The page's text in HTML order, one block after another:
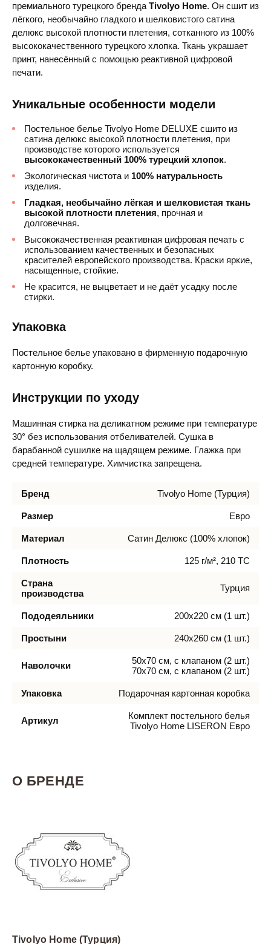
премиального турецкого бренда Tivolyo Home. Он сшит из
лёгкого, необычайно гладкого и шелковистого сатина
делюкс высокой плотности плетения, сотканного из 100%
высококачественного турецкого хлопка. Ткань украшает
принт, нанесённый с помощью реактивной цифровой
печати.
Уникальные особенности модели
Постельное белье Tivolyo Home DELUXE сшито из
сатина делюкс высокой плотности плетения, при
производстве которого используется
высококачественный 100% турецкий хлопок.
Экологическая чистота и 100% натуральность
изделия.
Гладкая, необычайно лёгкая и шелковистая ткань
высокой плотности плетения, прочная и
долговечная.
Высококачественная реактивная цифровая печать с
использованием качественных и безопасных
красителей европейского производства. Краски яркие,
насыщенные, стойкие.
Не красится, не выцветает и не даёт усадку после
стирки.
Упаковка
Постельное белье упаковано в фирменную подарочную
картонную коробку.
Инструкции по уходу
Машинная стирка на деликатном режиме при температуре
30° без использования отбеливателей. Сушка в
барабанной сушилке на щадящем режиме. Глажка при
средней температуре. Химчистка запрещена.
Бренд Tivolyo Home (Турция)
Размер Евро
Материал Сатин Делюкс (100% хлопок)
Плотность 125 г/м², 210 TC
Страна
производства
Турция
Пододеяльники 200х220 см (1 шт.)
Простыни 240х260 см (1 шт.)
Наволочки
50х70 см, с клапаном (2 шт.)
70х70 см, с клапаном (2 шт.)
Упаковка Подарочная картонная коробка
Артикул
Комплект постельного белья
Tivolyo Home LISERON Евро
О БРЕНДЕ
Tivolyo Home (Турция)